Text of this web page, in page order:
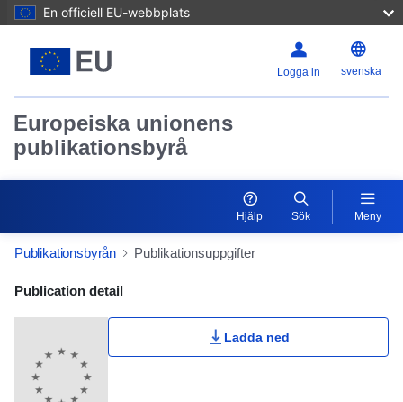
En officiell EU-webbplats
Logga in svenska
Europeiska unionens
publikationsbyrå
Hjälp Sök Meny
Publikationsbyrån Publikationsuppgifter
Publication Detail Actions Portlet
Publication detail
Ladda ned